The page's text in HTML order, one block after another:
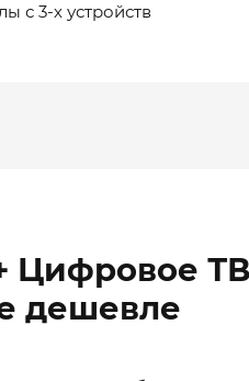
с 3-х устройств
Цифровое
дешевле